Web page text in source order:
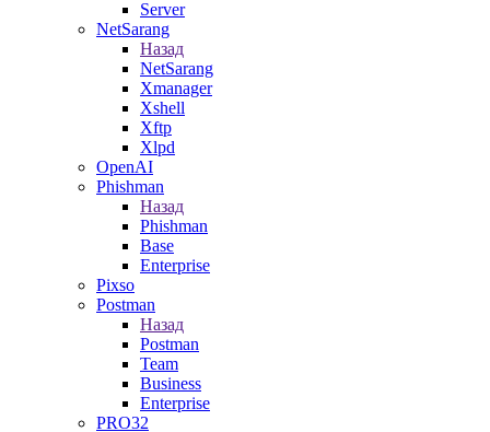
Server
NetSarang
Назад
NetSarang
Xmanager
Xshell
Xftp
Xlpd
OpenAI
Phishman
Назад
Phishman
Base
Enterprise
Pixso
Postman
Назад
Postman
Team
Business
Enterprise
PRO32